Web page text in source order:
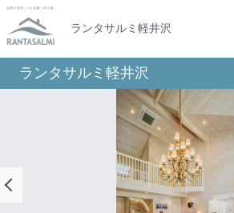
ランタサルミ軽井沢
ランタサルミ軽井沢